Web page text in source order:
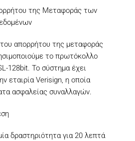
της Μεταφοράς των
του απορρήτου της μεταφοράς
το πρωτόκολλο
128bit. Το σύστημα έχει
εταιρία Verisign, η οποία
ασφαλείας συναλλαγών.
δραστηριότητα για 20 λεπτά